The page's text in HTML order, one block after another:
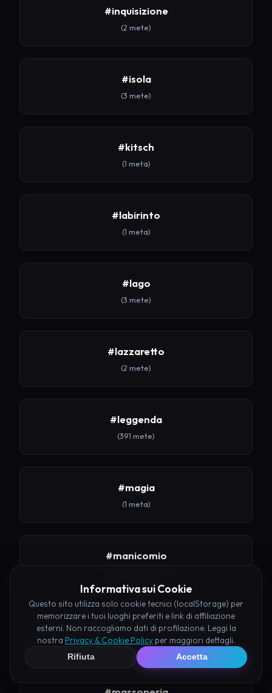
#inquisizione
(2 mete)
#isola
(3 mete)
#kitsch
(1 meta)
#labirinto
(1 meta)
#lago
(3 mete)
#lazzaretto
(2 mete)
#leggenda
(391 mete)
#magia
(1 meta)
#manicomio
#mare
(8 mete)
Informativa sui Cookie
Questo sito utilizza solo cookie tecnici (localStorage) per
memorizzare i tuoi luoghi preferiti e link di affiliazione
esterni. Non raccogliamo dati di profilazione. Leggi la
nostra Privacy & Cookie Policy per maggiori dettagli.
Rifiuta Accetta